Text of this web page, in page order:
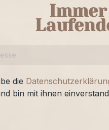
die
bin mit ihnen